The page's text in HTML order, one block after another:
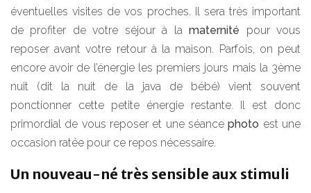
éventuelles visites de vos proches. Il sera très important
de profiter de votre séjour à lamaternité pour vous
reposer avant votre retour à la maison. Parfois, on peut
encore avoir de l’énergie les premiers jours mais la 3ème
nuit (dit la nuit de la java de bébé) vient souvent
ponctionner cette petite énergie restante. Il est donc
primordial de vous reposer et une séancephoto est une
occasion ratée pour ce repos nécessaire.
Un nouveau-né très sensible aux stimuli